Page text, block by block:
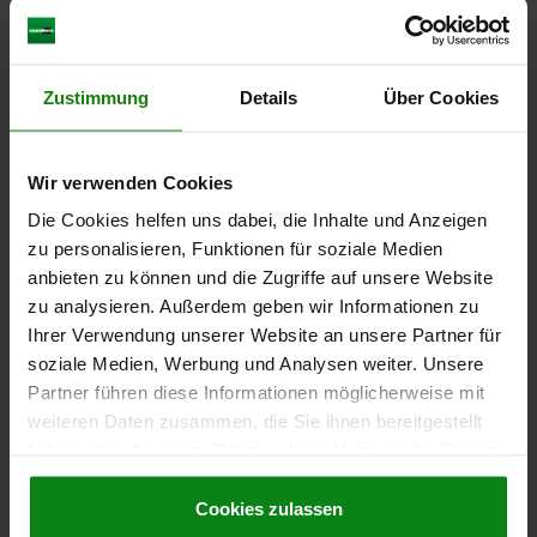
Zustimmung Details Über Cookies
Wir verwenden Cookies
Die Cookies helfen uns dabei, die Inhalte und Anzeigen
zu personalisieren, Funktionen für soziale Medien
anbieten zu können und die Zugriffe auf unsere Website
zu analysieren. Außerdem geben wir Informationen zu
Ihrer Verwendung unserer Website an unsere Partner für
soziale Medien, Werbung und Analysen weiter. Unsere
Partner führen diese Informationen möglicherweise mit
weiteren Daten zusammen, die Sie ihnen bereitgestellt
gesammelt haben.Cookie Richtlinien
Datenschutz|AGB
Cookies zulassen
DETAILS
PENDELAUFLAGE MIT O-RING, FORM:M
VERGÜTUNGSSTAHL, AUSWECHSELBARE EINSÄTZE,
KOMP:WERKZEUGSTAHL
D4=9,5